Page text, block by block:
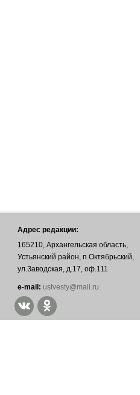
Адрес редакции:
165210, Архангельская область,
Устьянский район, п.Октябрьский,
ул.Заводская, д.17, оф.111
е-mail: ustvesty@mail.ru